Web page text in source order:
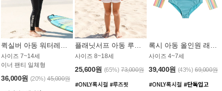
사이즈 7~14세
이너 팬티 일체형
36,000원 (20%) 45,000원
사이즈 8~18세
25,600원 (65%) 73,000원
사이즈 4~7세
39,400원 (43%) 69,000원